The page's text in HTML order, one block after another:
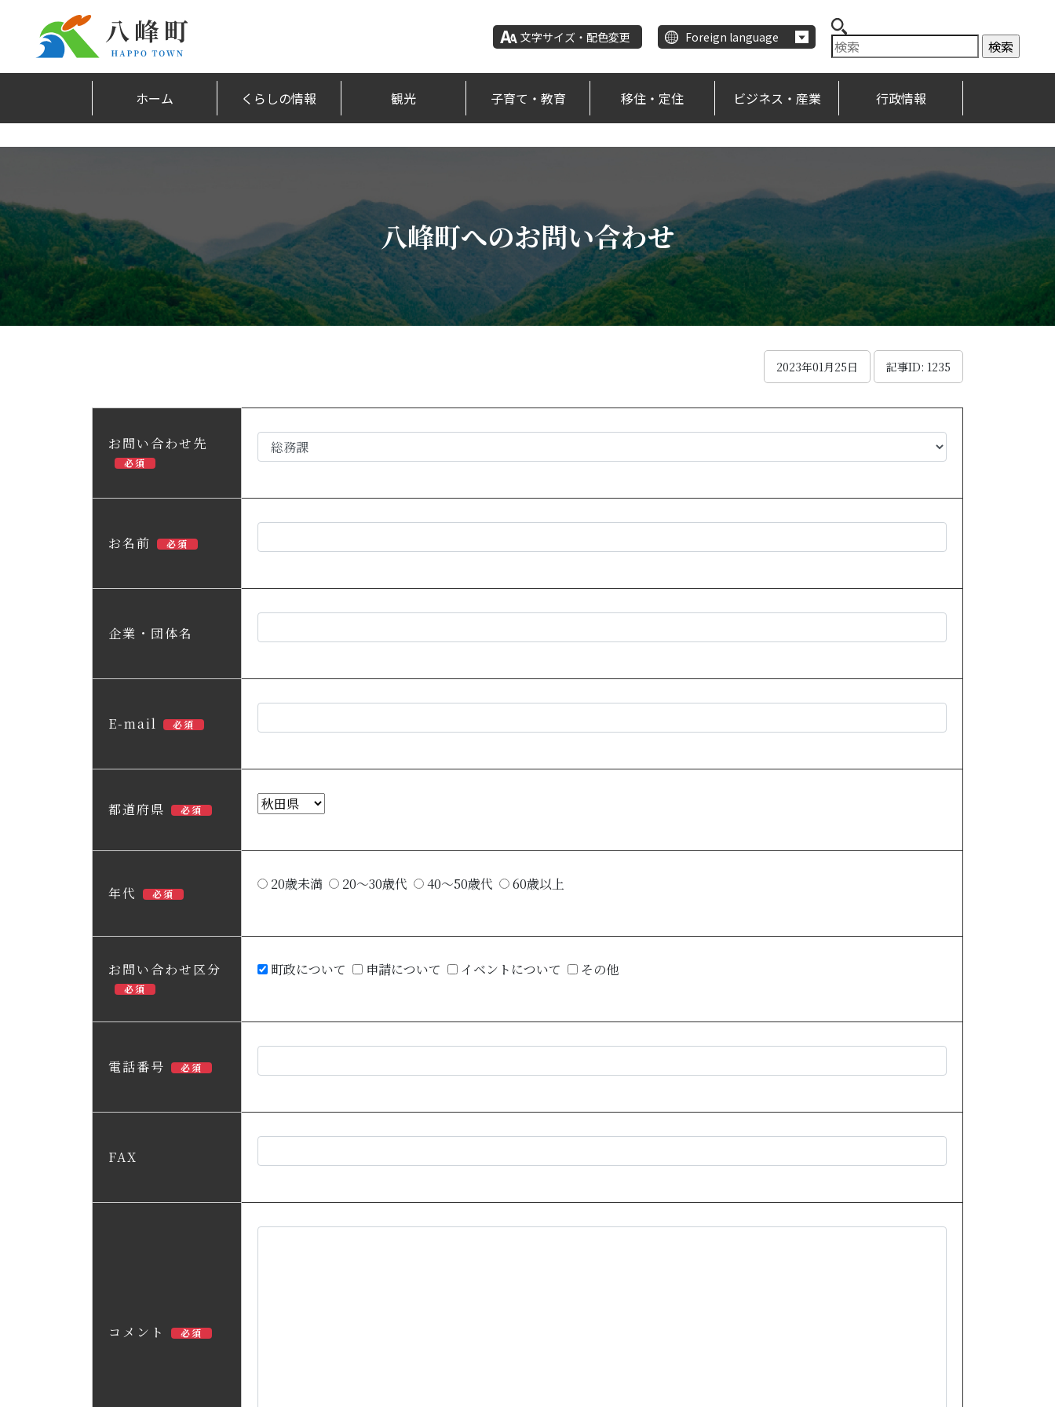
文字サイズ・配色変更 Foreign language
ホーム くらしの情報 観光 子育て・教育 移住・定住 ビジネス・産業 行政情報
八峰町へのお問い合わせ
2023年01月25日 記事ID: 1235
お問い合わせ先
必須
お名前 必須
企業・団体名
E-mail 必須
都道府県 必須
年代 必須
20歳未満 20～30歳代 40～50歳代 60歳以上
お問い合わせ区分
必須
町政について 申請について イベントについて その他
電話番号 必須
FAX
コメント 必須